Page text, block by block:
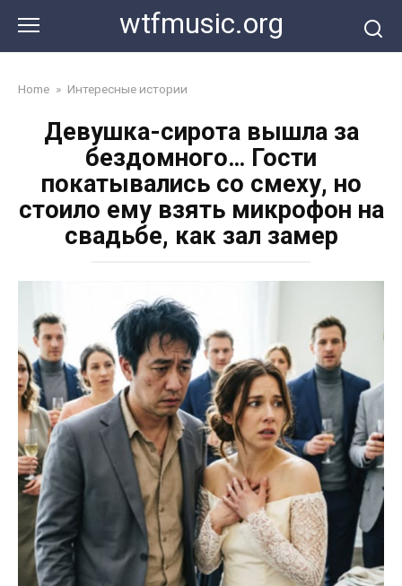
контенту
wtfmusic.org
Home » Интересные истории
Девушка-сирота вышла за
бездомного… Гости
покатывались со смеху, но
стоило ему взять микрофон на
свадьбе, как зал замер